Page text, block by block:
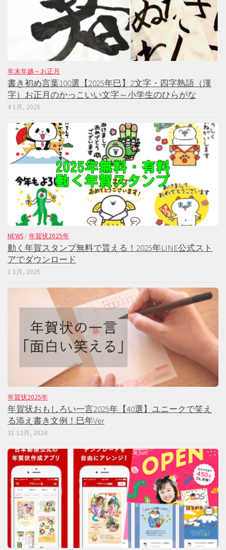
年末年越～お正月
書き初め言葉100選【2025年巳】2文字・四字熟語（漢
字）お正月のかっこいい文字～小学生のひらがな
4 1月, 2025
NEWS / 年賀状2025年
動く年賀スタンプ無料で貰える！2025年LINE公式スト
アでダウンロード
1 1月, 2025
年賀状2025年
年賀状おもしろい一言2025年【40選】ユニークで笑え
る添え書き文例！巳年Ver
31 12月, 2024